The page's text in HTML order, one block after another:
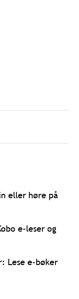
eller høre på
e-leser og
Lese e-bøker